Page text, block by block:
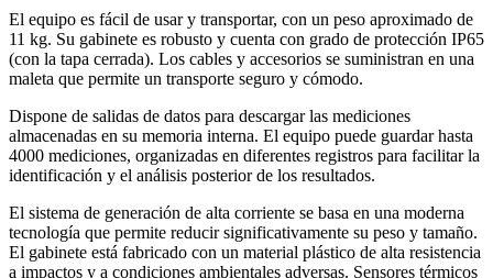
El equipo es fácil de usar y transportar, con un peso aproximado de
11 kg. Su gabinete es robusto y cuenta con grado de protección IP65
(con la tapa cerrada). Los cables y accesorios se suministran en una
maleta que permite un transporte seguro y cómodo.
Dispone de salidas de datos para descargar las mediciones
almacenadas en su memoria interna. El equipo puede guardar hasta
4000 mediciones, organizadas en diferentes registros para facilitar la
identificación y el análisis posterior de los resultados.
El sistema de generación de alta corriente se basa en una moderna
tecnología que permite reducir significativamente su peso y tamaño.
El gabinete está fabricado con un material plástico de alta resistencia
a impactos y a condiciones ambientales adversas. Sensores térmicos